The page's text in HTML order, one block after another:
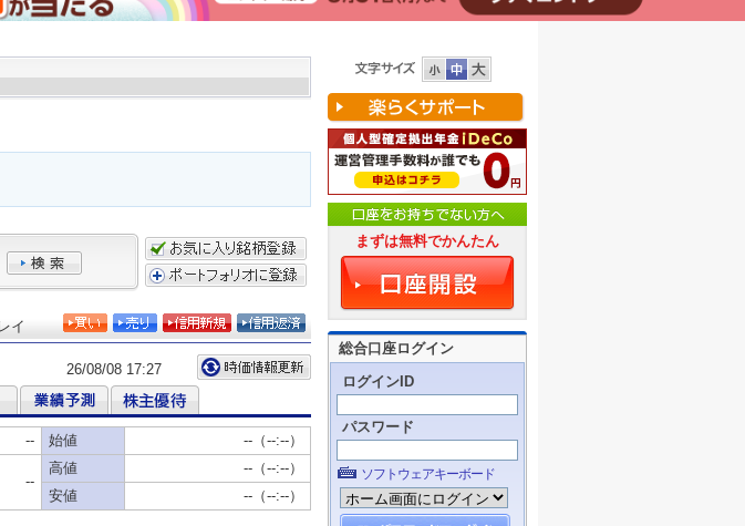
まずは無料でかんたん
総合口座ログイン
ログインID
パスワード
ソフトウェアキーボード